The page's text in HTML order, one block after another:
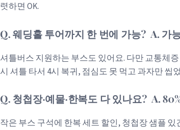
렷하면 OK.
Q. 웨딩홀 투어까지 한 번에 가능? A. 가
셔틀버스 지원하는 부스도 있어요. 다만 교통체
시 셔틀 타서 4시 복귀, 점심도 못 먹고 과자만 씹
Q. 청첩장·예물·한복도 다 있나요? A.
작은 부스 구석에 한복 세트 할인, 청첩장 샘플